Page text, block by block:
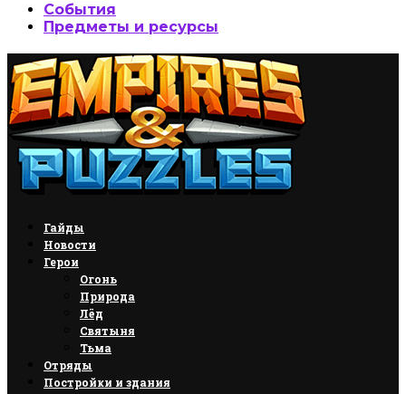
События
Предметы и ресурсы
Гайды
Новости
Герои
Огонь
Природа
Лёд
Святыня
Тьма
Отряды
Постройки и здания